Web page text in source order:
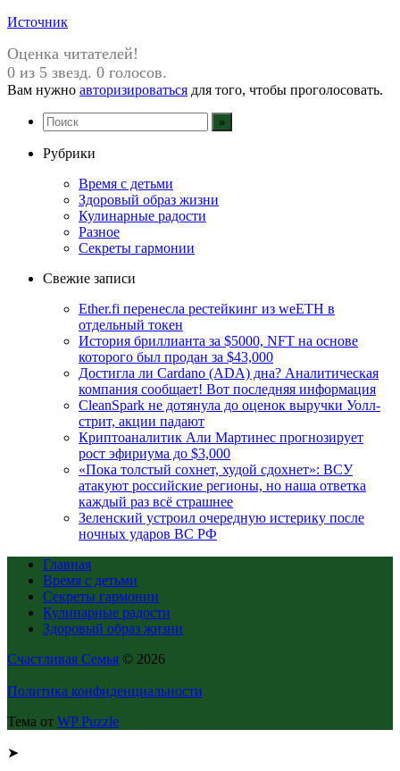
Источник
Оценка читателей!
0 из 5 звезд. 0 голосов.
Вам нужно авторизироваться для того, чтобы проголосовать.
Рубрики
Время с детьми
Здоровый образ жизни
Кулинарные радости
Разное
Секреты гармонии
Свежие записи
Ether.fi перенесла рестейкинг из weETH в
отдельный токен
История бриллианта за $5000, NFT на основе
которого был продан за $43,000
Достигла ли Cardano (ADA) дна? Аналитическая
компания сообщает! Вот последняя информация
CleanSpark не дотянула до оценок выручки Уолл-
стрит, акции падают
Криптоаналитик Али Мартинес прогнозирует
рост эфириума до $3,000
«Пока толстый сохнет, худой сдохнет»: ВСУ
атакуют российские регионы, но наша ответка
каждый раз всё страшнее
Зеленский устроил очередную истерику после
ночных ударов ВС РФ
Главная
Время с детьми
Секреты гармонии
Кулинарные радости
Здоровый образ жизни
Счастливая Семья © 2026
Политика конфиденциальности
Тема от WP Puzzle
➤